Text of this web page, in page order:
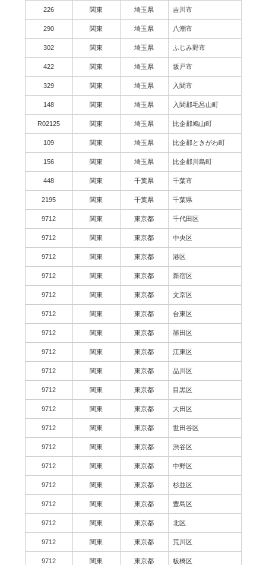
226 関東 埼玉県 吉川市
290 関東 埼玉県 八潮市
302 関東 埼玉県 ふじみ野市
422 関東 埼玉県 坂戸市
329 関東 埼玉県 入間市
148 関東 埼玉県 入間郡毛呂山町
R02125 関東 埼玉県 比企郡鳩山町
109 関東 埼玉県 比企郡ときがわ町
156 関東 埼玉県 比企郡川島町
448 関東 千葉県 千葉市
2195 関東 千葉県 千葉県
9712 関東 東京都 千代田区
9712 関東 東京都 中央区
9712 関東 東京都 港区
9712 関東 東京都 新宿区
9712 関東 東京都 文京区
9712 関東 東京都 台東区
9712 関東 東京都 墨田区
9712 関東 東京都 江東区
9712 関東 東京都 品川区
9712 関東 東京都 目黒区
9712 関東 東京都 大田区
9712 関東 東京都 世田谷区
9712 関東 東京都 渋谷区
9712 関東 東京都 中野区
9712 関東 東京都 杉並区
9712 関東 東京都 豊島区
9712 関東 東京都 北区
9712 関東 東京都 荒川区
9712 関東 東京都 板橋区